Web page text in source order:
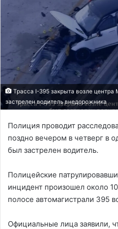
Трасса I-395 закрыта возле центра
застрелен водитель внедорожника
Полиция проводит
поздно вечером в четверг в
был застрелен водитель.
Полицейские
инцидент произошел около
полосе автомагистрали 395
Официальные лица заявили,